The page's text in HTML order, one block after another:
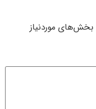
بخش‌های موردنیاز